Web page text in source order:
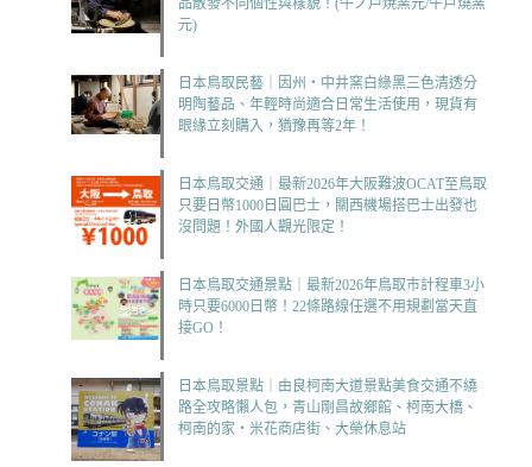
元)
日本鳥取民藝｜因州・中井窯白綠黑三色清透分
明陶藝品、年輕時尚適合日常生活使用，現貨有
眼緣立刻購入，猶豫再等2年！
日本鳥取交通｜最新2026年大阪難波OCAT至鳥取
只要日幣1000日圓巴士，關西機場搭巴士出發也
沒問題！外國人觀光限定！
日本鳥取交通景點｜最新2026年鳥取市計程車3小
時只要6000日幣！22條路線任選不用規劃當天直
接GO！
日本鳥取景點｜由良柯南大道景點美食交通不繞
路全攻略懶人包，青山剛昌故鄉館、柯南大橋、
柯南的家‧米花商店街、大榮休息站